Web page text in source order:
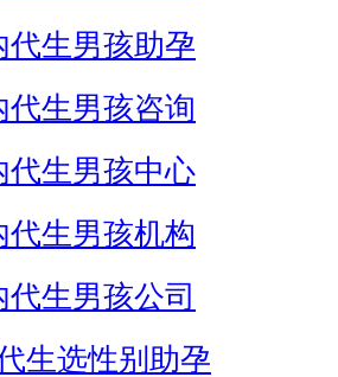
代生男孩助孕
代生男孩咨询
代生男孩中心
代生男孩机构
代生男孩公司
生选性别助孕